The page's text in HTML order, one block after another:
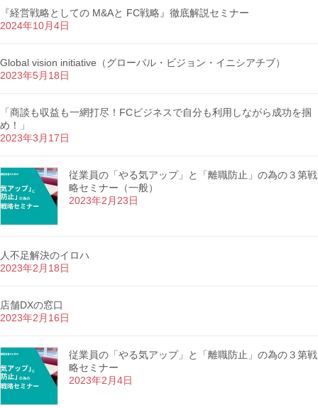
『経営戦略としての M&Aと FC戦略』徹底解説セミナー
2024年10月4日
Global vision initiative（グローバル・ビジョン・イニシアチブ）
2023年5月18日
「商談も収益も一網打尽！FCビジネスで自分も利用しながら成功を掴
め！」
2023年3月17日
従業員の「やる気アップ」と「離職防止」の為の３第戦
略セミナー（一般）
2023年2月23日
人不足解決のイロハ
2023年2月18日
店舗DXの窓口
2023年2月16日
従業員の「やる気アップ」と「離職防止」の為の３第戦
略セミナー
2023年2月4日